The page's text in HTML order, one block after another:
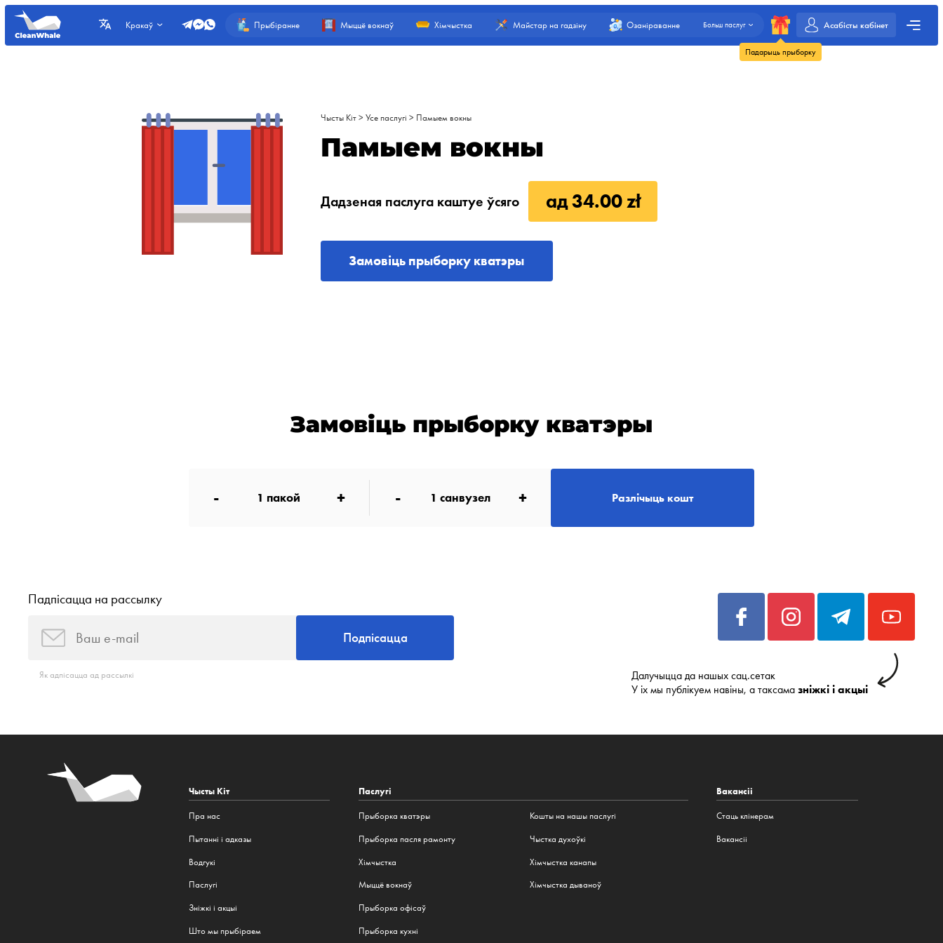
Кракаў Прыбіранне Мыццё вокнаў Хімчыстка Майстар на гадзіну Озаніраванне Больш паслуг
Падарыць прыборку
Асабісты кабінет
Чысты Кіт > Усе паслугі > Памыем вокны
Памыем вокны
Дадзеная паслуга каштуе ўсяго ад 34.00 zł
Замовіць прыборку кватэры
Замовіць прыборку кватэры
- 1 пакой + - 1 санвузел + Разлічыць кошт
Падпісацца на рассылку
Подпісацца
Як адпісацца ад рассылкі
Далучыцца да нашых сац.сетак
У іх мы публікуем навіны, а таксама зніжкі і акцыі
Чысты Кіт
Пра нас
Пытанні і адказы
Водгукі
Паслугі
Зніжкі і акцыі
Што мы прыбіраем
Паслугі
Прыборка кватэры
Прыборка пасля рамонту
Хімчыстка
Мыццё вокнаў
Прыборка офісаў
Прыборка кухні
Кошты на нашы паслугі
Чыстка духоўкі
Хімчыстка канапы
Хімчыстка дываноў
Вакансіі
Стаць клінерам
Вакансіі